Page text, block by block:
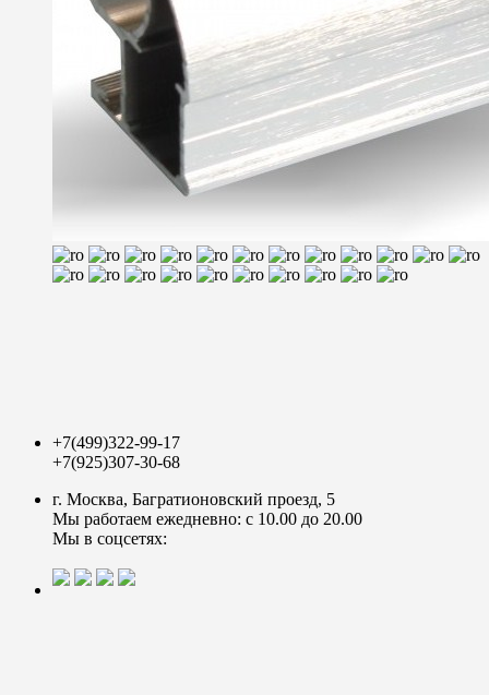
+7(499)322-99-17
+7(925)307-30-68
г. Мoсква, Багратионовский проезд, 5
Мы работаем ежедневно: с 10.00 до 20.00
Мы в соцсетях: